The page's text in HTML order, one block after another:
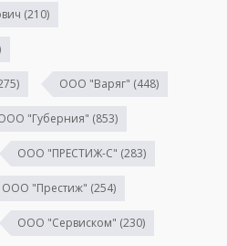
(210)
ООО "Варяг" (448)
"Губерния" (853)
ООО "ПРЕСТИЖ-С" (283)
ООО "Престиж" (254)
ООО "Сервиском" (230)